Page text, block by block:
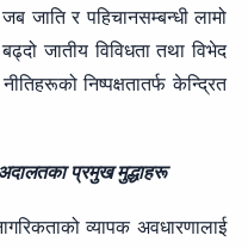
जाति र पहिचानसम्बन्धी लामो
जातीय विविधता तथा विभेद
निष्पक्षतातर्फ केन्द्रित
प्रमुख मुद्धाहरू
व्यापक अवधारणालाई